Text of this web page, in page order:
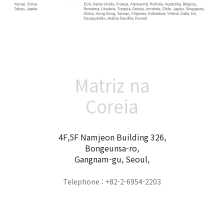
Matriz na
Coreia
4F,5F Namjeon Building 326,
Bongeunsa-ro,
Gangnam-gu, Seoul,
Telephone : +82-2-6954-2203